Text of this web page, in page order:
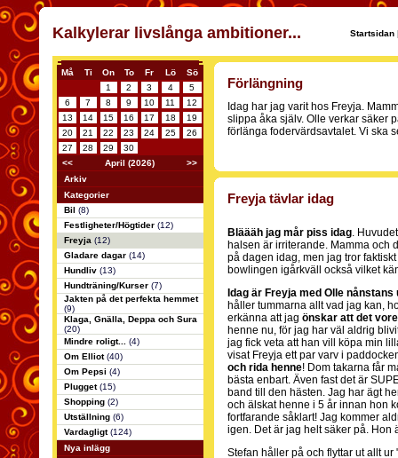
Kalkylerar livslånga ambitioner... Startsidan
Må Ti On To Fr Lö
Sö
1
2 3 4
5
6
7 8 9 10 11
12
13
14 15 16 17 18
19
20
21 22 23 24 25
26
27
28 29
30
<<
April (2026)
>>
Arkiv
Kategorier
Bil (8)
Festligheter/Högtider (12)
Freyja (12)
Gladare dagar (14)
Hundliv (13)
Hundträning/Kurser (7)
Jakten på det perfekta hemmet
(9)
Klaga, Gnälla, Deppa och Sura
(20)
Mindre roligt... (4)
Om Elliot(40)
Om Pepsi (4)
Plugget(15)
Shopping (2)
Utställning (6)
Vardagligt(124)
Nya inlägg
Förlängning
Idag har jag varit hos Freyja.
slippa åka själv. Olle verkar säker
förlänga fodervärdsavtalet. Vi ska
Freyja tävlar idag
Bläääh jag mår piss idag.
halsen är irriterande. Mamma och
på dagen idag, men jag tror
bowlingen igårkväll också vilket
Idag är Freyja med Olle
håller tummarna allt vad jag kan,
erkänna att jag önskar att det
henne nu, för jag har väl aldrig
jag fick veta att han vill köpa min
visat Freyja ett par varv i
och rida henne! Dom takarna får
bästa enbart. Även fast det är
band till den hästen. Jag har ägt
och älskat henne i 5 år innan hon
fortfarande såklart! Jag kommer
igen. Det är jag helt säker på. Hon
Stefan håller på och flyttar ut allt